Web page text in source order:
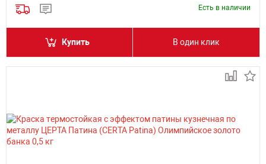
Есть в наличии
Купить В один клик